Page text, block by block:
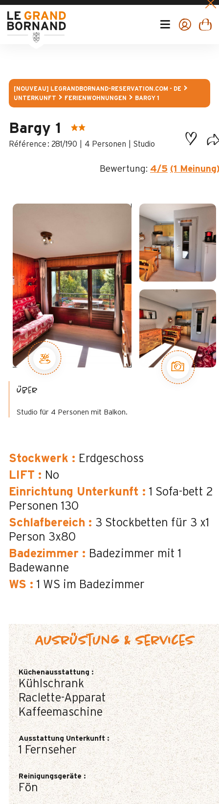
[NOUVEAU] LEGRANDBORNAND-RESERVATION.COM - DE
UNTERKUNFT
FERIENWOHNUNGEN BARGY 1
Bargy 1
: 281/190 4 Personen Studio
Bewertung: 4/5 (1
Über
Studio für 4 Personen mit Balkon.
Stockwerk : Erdgeschoss
LIFT : No
Einrichtung Unterkunft : 1 Sofa-bett 2
Personen 130
Schlafbereich : 3 Stockbetten für 3 x1
Person 3x80
Badezimmer : Badezimmer mit 1
Badewanne
WS : 1 WS im Badezimmer
Ausrüstung & Services
Küchenausstattung :
Kühlschrank
Raclette-Apparat
Kaffeemaschine
Ausstattung Unterkunft:
1 Fernseher
Reinigungsgeräte:
Fön